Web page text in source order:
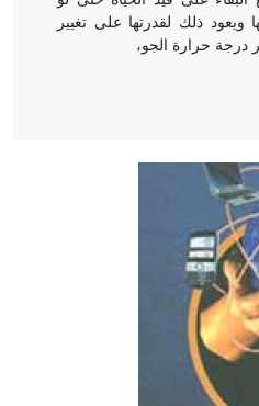
ويعود ذلك لقدرتها على تغيير
درجة حرارة الجو،
الطب أربعة مؤلفات هي:
ورسالته في جروح الرأس.
من الدين والفلسفة.
يتكون في البحر ويتركب
أحمر أو شديد الحمرة وهو
ويسمى الش